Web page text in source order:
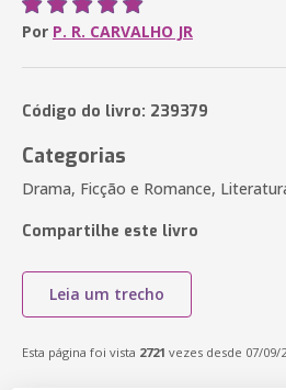
Por P. R. CARVALHO JR
Código do livro: 239379
Categorias
Drama, Ficção e Romance,
Compartilhe este livro
Leia um trecho
Esta página foi vista 2721 vezes desde 07/09/